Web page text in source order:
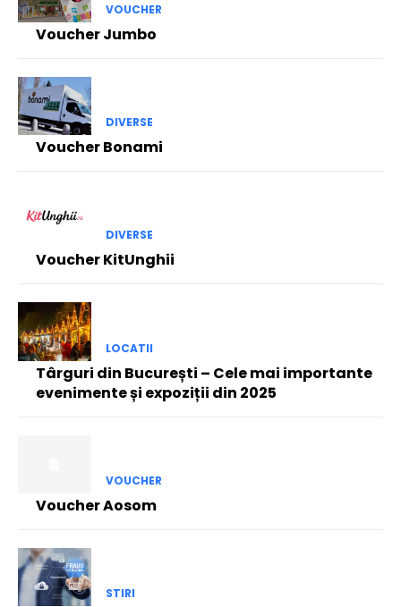
VOUCHER
Voucher Jumbo
DIVERSE
Voucher Bonami
DIVERSE
Voucher KitUnghii
LOCATII
Târguri din București – Cele mai importante
evenimente și expoziții din 2025
VOUCHER
Voucher Aosom
STIRI